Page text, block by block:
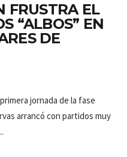
FRUSTRA EL
“ALBOS” EN
DE
jornada de la fase
arrancó con partidos muy